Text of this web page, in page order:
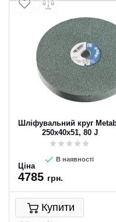
Шліфувальний круг
250х40х51, 80 J
В наявності
Ціна
4785 грн.
Купити